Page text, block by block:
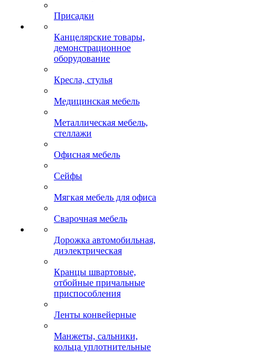
Присадки
Канцелярские товары,
демонстрационное
оборудование
Кресла, стулья
Медицинская мебель
Металлическая мебель,
стеллажи
Офисная мебель
Сейфы
Мягкая мебель для офиса
Сварочная мебель
Дорожка автомобильная,
диэлектрическая
Кранцы швартовые,
отбойные причальные
приспособления
Ленты конвейерные
Манжеты, сальники,
кольца уплотнительные